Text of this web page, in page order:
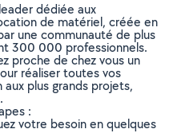
dédiée aux
de matériel, créée en
une communauté de plus
300 000 professionnels.
proche de chez vous un
réaliser toutes vos
plus grands projets,
:
votre besoin en quelques